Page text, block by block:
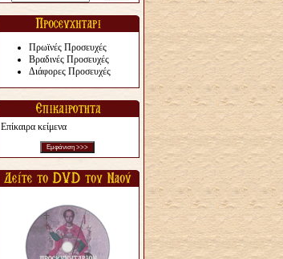
Πρωϊνές Προσευχές
Βραδινές Προσευχές
Διάφορες Προσευχές
Επίκαιρα κείμενα